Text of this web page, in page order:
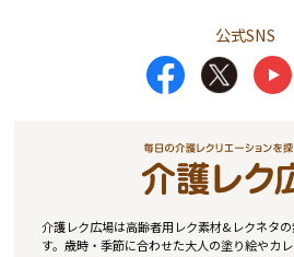
公式SNS
介護レク広場は高齢者用レク素材&レクネタ
す。歳時・季節に合わせた大人の塗り絵やカ